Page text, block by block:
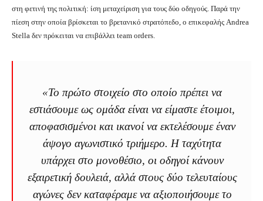
στη φετινή της πολιτική: ίση μεταχείριση για τους δύο οδηγούς. Παρά την
πίεση στην οποία βρίσκεται το βρετανικό στρατόπεδο, ο επικεφαλής Andrea
Stella δεν πρόκειται να επιβάλλει team orders.
«Το πρώτο στοιχείο στο οποίο πρέπει να
εστιάσουμε ως ομάδα είναι να είμαστε έτοιμοι,
αποφασισμένοι και ικανοί να εκτελέσουμε έναν
άψογο αγωνιστικό τριήμερο. Η ταχύτητα
υπάρχει στο μονοθέσιο, οι οδηγοί κάνουν
εξαιρετική δουλειά, αλλά στους δύο τελευταίους
αγώνες δεν καταφέραμε να αξιοποιήσουμε το